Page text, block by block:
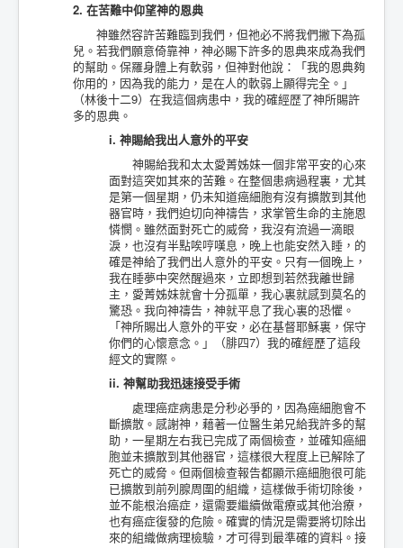
2. 在苦難中仰望神的恩典
神雖然容許苦難臨到我們，但祂必不將我們撇下為孤
兒。若我們願意倚靠神，神必賜下許多的恩典來成為我們
的幫助。保羅身體上有軟弱，但神對他說：「我的恩典夠
你用的，因為我的能力，是在人的軟弱上顯得完全。」
（林後十二9）在我這個病患中，我的確經歴了神所賜許
多的恩典。
i. 神賜給我出人意外的平安
神賜給我和太太愛菁姊妹一個非常平安的心來
面對這突如其來的苦難。在整個患病過程裏，尤其
是第一個星期，仍未知道癌細胞有沒有擴散到其他
器官時，我們迫切向神禱告，求掌管生命的主施恩
憐憫。雖然面對死亡的威脅，我沒有流過一滴眼
淚，也沒有半點唉哼嘆息，晚上也能安然入睡，的
確是神給了我們出人意外的平安。只有一個晚上，
我在睡夢中突然醒過來，立即想到若然我離世歸
主，愛菁姊妹就會十分孤單，我心裏就感到莫名的
驚恐。我向神禱告，神就平息了我心裏的恐懼。
「神所賜出人意外的平安，必在基督耶穌裏，保守
你們的心懷意念。」（腓四7）我的確經歷了這段
經文的實際。
ii. 神幫助我迅速接受手術
處理癌症病患是分秒必爭的，因為癌細胞會不
斷擴散。感謝神，藉著一位醫生弟兄給我許多的幫
助，一星期左右我已完成了兩個檢查，並確知癌細
胞並未擴散到其他器官，這樣很大程度上已解除了
死亡的威脅。但兩個檢查報告都顯示癌細胞很可能
已擴散到前列腺周圍的組織，這樣做手術切除後，
並不能根治癌症，還需要繼續做電療或其他治療，
也有癌症復發的危險。確實的情況是需要將切除出
來的組織做病理檢驗，才可得到最準確的資料。接